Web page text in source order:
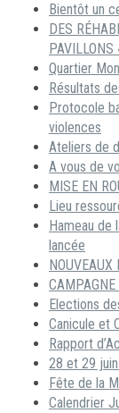
Bientôt un
DES
Quartier
Résultats
Protocole
violences
Ateliers de
A vous de
MISE EN
Lieu
Hameau
lancée
Elections
Canicule et
Rapport
28 et 29
Fête de la
Calendrier